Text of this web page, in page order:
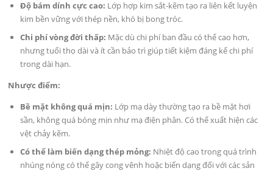
Độ bám dính cực cao: Lớp hợp kim sắt-kẽm tạo ra liên kết luyện
kim bền vững với thép nền, khó bị bong tróc.
Chi phí vòng đời thấp: Mặc dù chi phí ban đầu có thể cao hơn,
nhưng tuổi thọ dài và ít cần bảo trì giúp tiết kiệm đáng kể chi phí
trong dài hạn.
Nhược điểm:
Bề mặt không quá mịn: Lớp mạ dày thường tạo ra bề mặt hơi
sần, không quá bóng mịn như mạ điện phân. Có thể xuất hiện các
vệt chảy kẽm.
Có thể làm biến dạng thép mỏng: Nhiệt độ cao trong quá trình
nhúng nóng có thể gây cong vênh hoặc biến dạng đối với các sản